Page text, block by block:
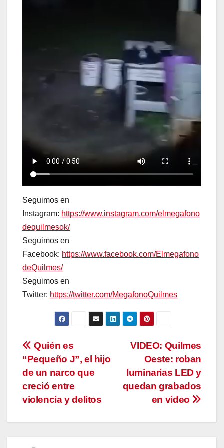
Seguimos en
Instagram: https://www.instagram.com/elmegafono
dequilmesok/
Seguimos en
Facebook: https://www.facebook.com/Elmegafono
deQuilmes/
Seguimos en
Twitter: https://twitter.com/MegafonoQuilmes
Navegación
de
entradas
VIDEO: Quilmes
Oeste: roban
luminarias LED y
quedan grabados
en video
Quién es
“Pequeño J”, el hijo
de un narco que
creció entre
violencia y delitos